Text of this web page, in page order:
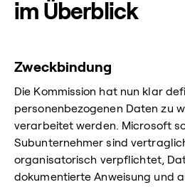
im Überblick
Zweckbindung
Die Kommission hat nun klar
personenbezogenen Daten zu
verarbeitet werden. Microsoft
Subunternehmer sind
organisatorisch verpflichtet,
dokumentierte Anweisung und